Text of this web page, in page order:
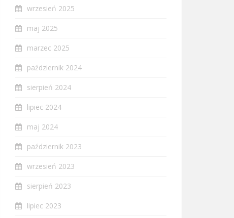
wrzesień 2025
maj 2025
marzec 2025
październik 2024
sierpień 2024
lipiec 2024
maj 2024
październik 2023
wrzesień 2023
sierpień 2023
lipiec 2023